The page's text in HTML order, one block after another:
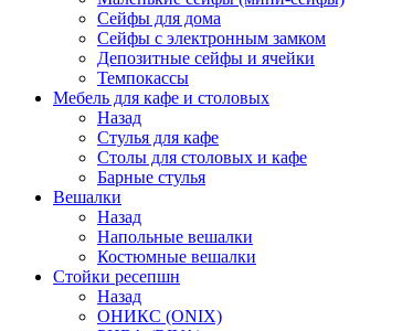
Сейфы для дома
Сейфы с электронным замком
Депозитные сейфы и ячейки
Темпокассы
Мебель для кафе и столовых
Назад
Стулья для кафе
Столы для столовых и кафе
Барные стулья
Вешалки
Назад
Напольные вешалки
Костюмные вешалки
Стойки ресепшн
Назад
ОНИКС (ONIX)